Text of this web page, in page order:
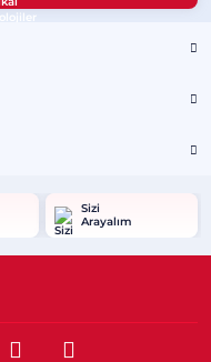
Sizi
Arayalım